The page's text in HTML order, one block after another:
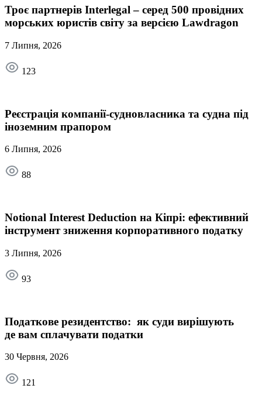
Троє партнерів Interlegal – серед 500 провідних
морських юристів світу за версією Lawdragon
7 Липня, 2026
123
Реєстрація компанії-судновласника та судна під
іноземним прапором
6 Липня, 2026
88
Notional Interest Deduction на Кіпрі: ефективний
інструмент зниження корпоративного податку
3 Липня, 2026
93
Податкове резидентство: як суди вирішують
де вам сплачувати податки
30 Червня, 2026
121